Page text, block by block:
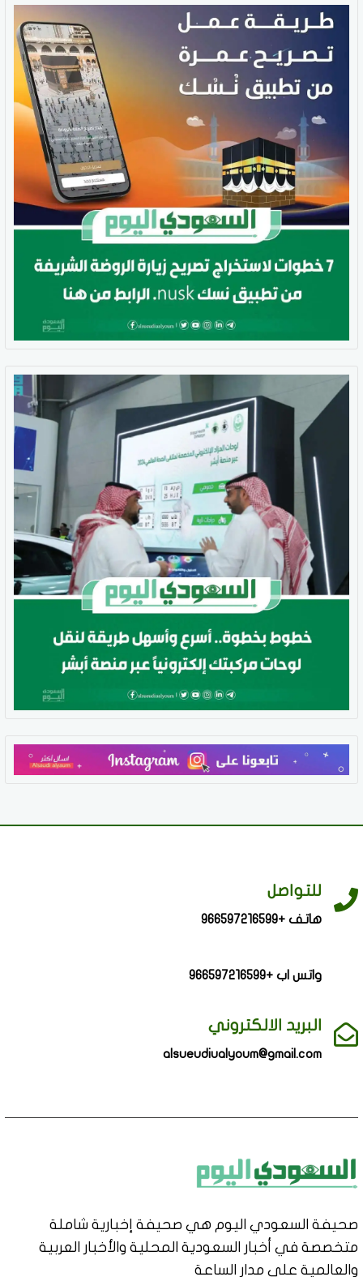
للتواصل
هاتف +966597216599
واتس اب +966597216599
البريد الالكتروني
alsueudiualyoum@gmail.com
صحيفة السعودي اليوم هي صحيفة إخبارية شاملة
متخصصة في أخبار السعودية المحلية والأخبار العربية
والعالمية على مدار الساعة